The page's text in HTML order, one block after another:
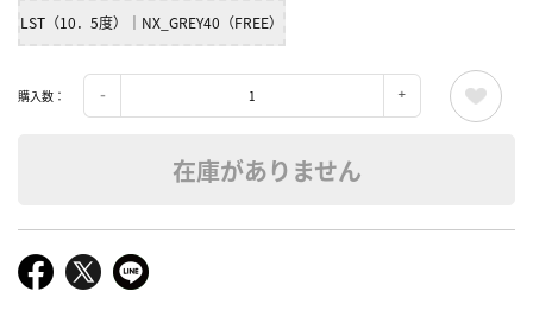
LST（10．5度）｜NX_GREY40（FREE）
購入数：
在庫がありません